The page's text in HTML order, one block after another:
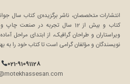
کتاب و بیش از 12 سال تجربه در
ویراستاران و طراحان گرافیک، از ابتدای مراحل
نویسندگان و مؤلفان گرامی است تا کتاب خود را به
021-91091128